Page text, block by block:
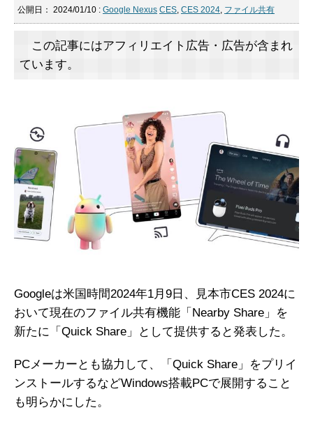
公開日： 2024/01/10 : Google Nexus CES, CES 2024, ファイル共有
この記事にはアフィリエイト広告・広告が含まれ
ています。
Googleは米国時間2024年1月9日、見本市CES 2024に
おいて現在のファイル共有機能「Nearby Share」を
新たに「Quick Share」として提供すると発表した。
PCメーカーとも協力して、「Quick Share」をプリイ
ンストールするなどWindows搭載PCで展開すること
も明らかにした。